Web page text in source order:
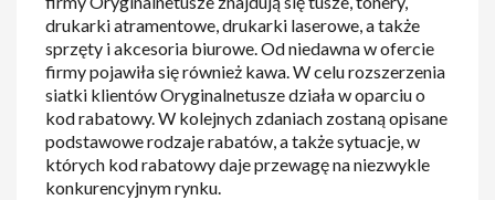
drukarki atramentowe, drukarki laserowe, a także
sprzęty i akcesoria biurowe. Od niedawna w ofercie
firmy pojawiła się również kawa. W celu rozszerzenia
siatki klientów Oryginalnetusze działa w oparciu o
kod rabatowy. W kolejnych zdaniach zostaną opisane
podstawowe rodzaje rabatów, a także sytuacje, w
których kod rabatowy daje przewagę na niezwykle
konkurencyjnym rynku.